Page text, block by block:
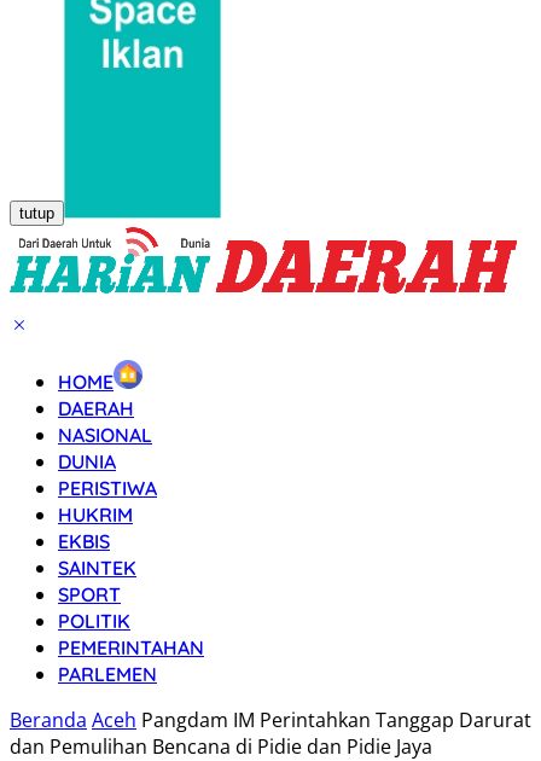
tutup
HOME
DAERAH
NASIONAL
DUNIA
PERISTIWA
HUKRIM
EKBIS
SAINTEK
SPORT
POLITIK
PEMERINTAHAN
PARLEMEN
Beranda Aceh Pangdam IM Perintahkan Tanggap Darurat
dan Pemulihan Bencana di Pidie dan Pidie Jaya